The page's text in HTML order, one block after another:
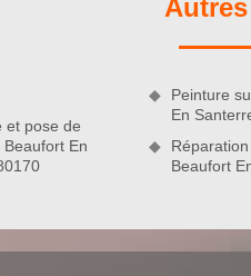
étudier l’ampleur des tâches à
et pose de
En
Peinture
En
Beaufort